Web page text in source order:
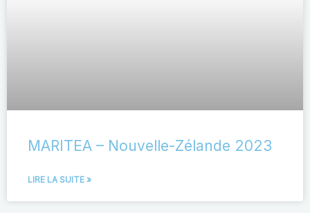
MARITEA – Nouvelle-Zélande 2023
LIRE LA SUITE »